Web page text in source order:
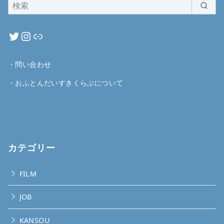
・ 問い合わせ
・ おふとんだいすきくらぶについて
カテゴリー
FILM
JOB
KANSOU